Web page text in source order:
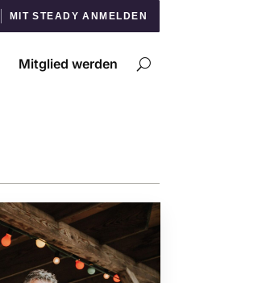
MIT STEADY ANMELDEN
Mitglied werden